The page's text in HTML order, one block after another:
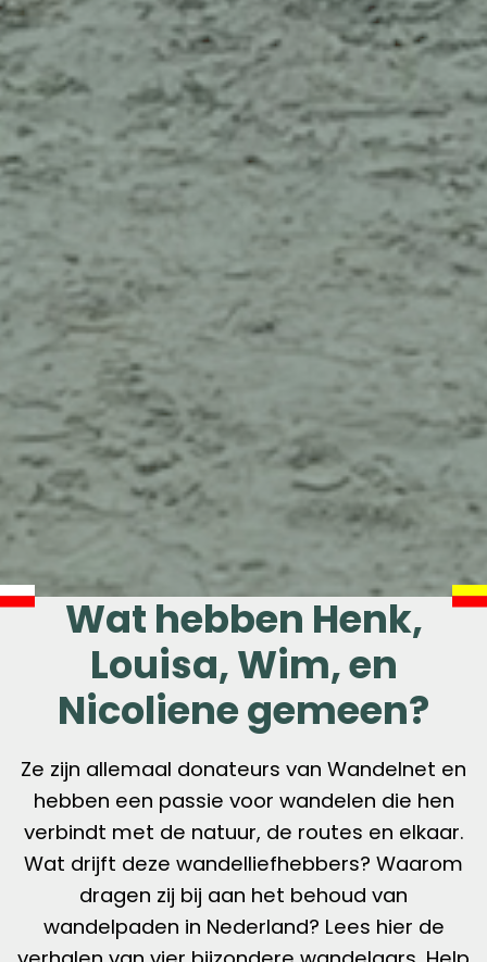
Wat hebben Henk,
Louisa, Wim, en
Nicoliene gemeen?
Ze zijn allemaal donateurs van Wandelnet en
hebben een passie voor wandelen die hen
verbindt met de natuur, de routes en elkaar.
Wat drijft deze wandelliefhebbers? Waarom
dragen zij bij aan het behoud van
wandelpaden in Nederland? Lees hier de